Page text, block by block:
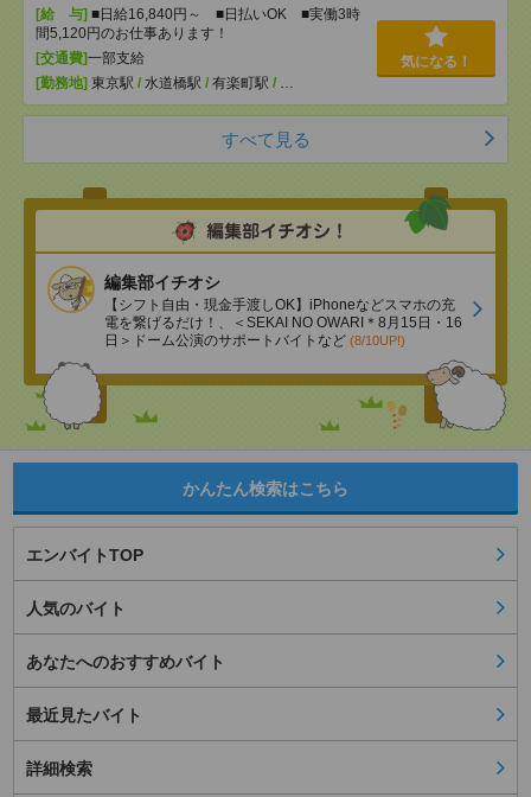
[給 与] ■日給16,840円～ ■日払いOK ■実働3時
間5,120円のお仕事あります！
[交通費]一部支給
[勤務地] 東京駅 / 水道橋駅 / 有楽町駅 / …
気になる！
すべて見る
編集部イチオシ
【シフト自由・現金手渡しOK】iPhoneなどスマホの充
電を繋げるだけ！、＜SEKAI NO OWARI＊8月15日・16
日＞ドーム公演のサポートバイトなど (8/10UP!)
かんたん検索はこちら
エンバイトTOP
人気のバイト
あなたへのおすすめバイト
最近見たバイト
詳細検索